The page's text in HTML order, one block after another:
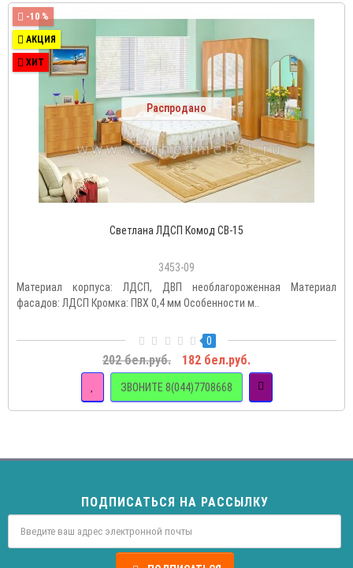
-10 %
АКЦИЯ
ХИТ
Распродано
Светлана ЛДСП Комод СВ-15
3453-09
Материал корпуса: ЛДСП, ДВП необлагороженная Материал
фасадов: ЛДСП Кромка: ПВХ 0,4 мм Особенности м..
0
202 бел.руб. 182 бел.руб.
ЗВОНИТЕ 8(044)7708668
ПОДПИСАТЬСЯ НА РАССЫЛКУ